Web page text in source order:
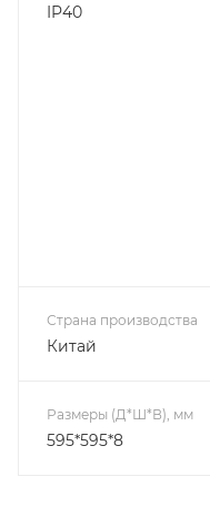
IP40
Страна производства
Китай
Размеры (Д*Ш*В), мм
595*595*8